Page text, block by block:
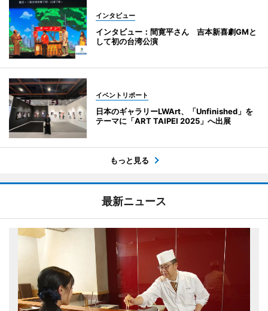
インタビュー
インタビュー：間寛平さん 吉本新喜劇GMと
して初の台湾公演
イベントリポート
日本のギャラリーLWArt、「Unfinished」を
テーマに「ART TAIPEI 2025」へ出展
もっと見る
最新ニュース